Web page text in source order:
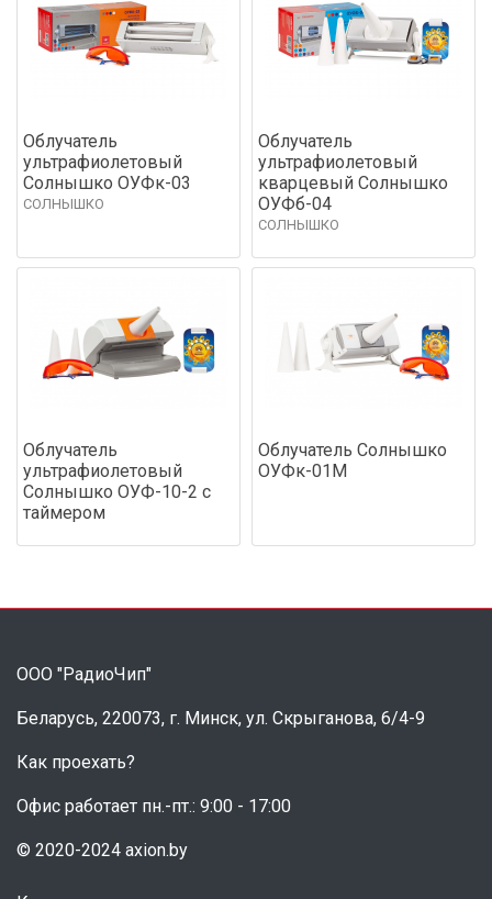
Облучатель
ультрафиолетовый
Солнышко ОУФк-03
СОЛНЫШКО
Облучатель
ультрафиолетовый
кварцевый Солнышко
ОУФб-04
СОЛНЫШКО
Облучатель
ультрафиолетовый
Солнышко ОУФ-10-2 с
таймером
Облучатель Солнышко
ОУФк-01М
ООО "РадиоЧип"
Беларусь, 220073, г. Минск, ул. Скрыганова, 6/4-9
Как проехать?
Офис работает пн.-пт.: 9:00 - 17:00
© 2020-2024 axion.by